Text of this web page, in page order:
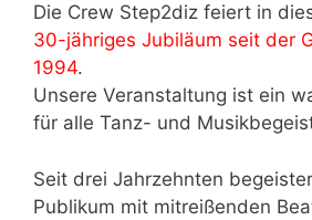
Die Crew Step2diz feiert in
30-jähriges Jubiläum seit der
1994.
Unsere Veranstaltung ist ein
für alle Tanz- und
Seit drei Jahrzehnten
Publikum mit mitreißenden